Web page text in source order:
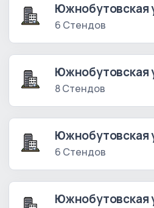
Южнобутовская
6 Стендов
8 Стендов
Южнобутовская
6 Стендов